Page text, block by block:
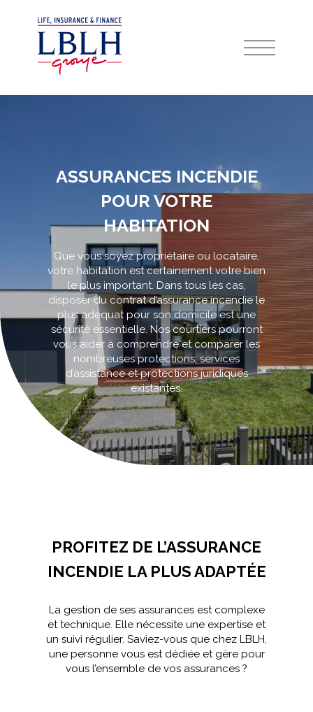
ASSURANCES INCENDIE
POUR VOTRE
HABITATION
Que vous soyez propriétaire ou locataire,
votre habitation est certainement votre bien
le plus important. Dans tous les cas,
disposer du contrat d’assurance incendie le
plus adéquat pour son domicile est une
sécurité essentielle. Nos courtiers pourront
vous aider à comprendre et comparer les
nombreuses protections, services
d’assistance et protections juridiques
existantes.
PROFITEZ DE L’ASSURANCE
INCENDIE LA PLUS ADAPTÉE
La gestion de ses assurances est complexe
et technique. Elle nécessite une expertise et
un suivi régulier. Saviez-vous que chez LBLH,
une personne vous est dédiée et gère pour
vous l’ensemble de vos assurances ?